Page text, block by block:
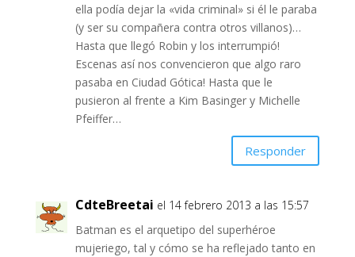
ella podía dejar la «vida criminal» si él le paraba
(y ser su compañera contra otros villanos)…
Hasta que llegó Robin y los interrumpió!
Escenas así nos convencieron que algo raro
pasaba en Ciudad Gótica! Hasta que le
pusieron al frente a Kim Basinger y Michelle
Pfeiffer…
Responder
CdteBreetai el 14 febrero 2013 a las 15:57
Batman es el arquetipo del superhéroe
mujeriego, tal y cómo se ha reflejado tanto en